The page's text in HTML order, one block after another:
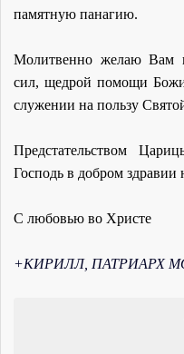
памятную панагию.
Молитвенно желаю Вам
сил, щедрой помощи
служении на пользу
Предстательством
Господь в добром здравии
С любовью во Христе
+КИРИЛЛ, ПАТРИАРХ